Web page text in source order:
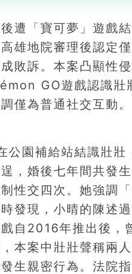
遭「寶可夢」遊戲
雄地院審理後認定
敗訴。本案凸顯性
GO遊戲認識壯
僅為普通社交互動。
園補給站結識壯壯
，婚後七年間共發生
性交四次。她強調
發現，小晴的陳述
自2016年推出後，
本案中壯壯聲稱兩
生親密行為。法院